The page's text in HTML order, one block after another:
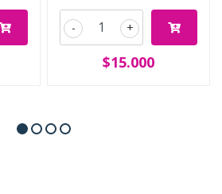
+
-
$15.000